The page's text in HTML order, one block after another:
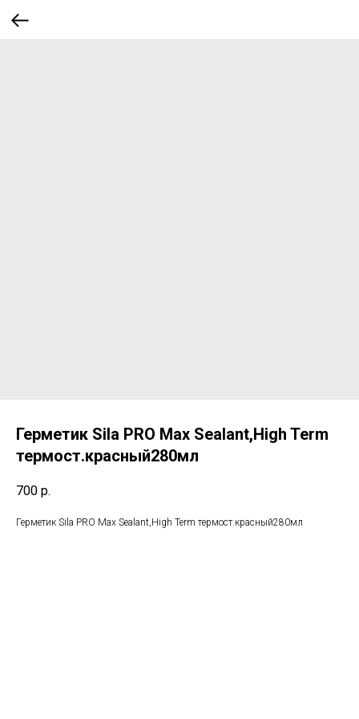
Герметик Sila PRO Max Sealant,High Term
термост.красный280мл
700 р.
Герметик Sila PRO Max Sealant,High Term термост.красный280мл